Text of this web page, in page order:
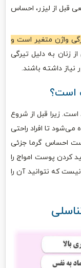
قبل از لیزر، احساس
واژن متغیر است و
زنان به دلیل تیرگی
داشته باشند.
است؟
زیرا قبل از شروع
تا افراد راحتی
احساس گرما جزئی
کردن پوست امواج را
که نتوانید آن را